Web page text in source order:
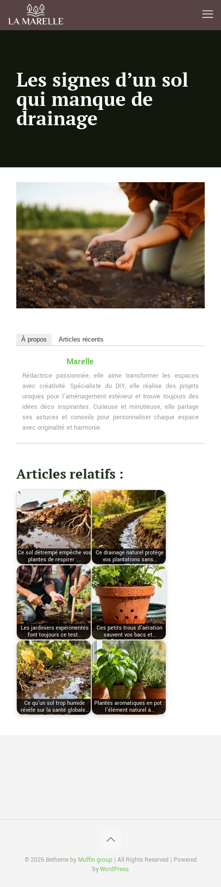
Les signes d’un sol
qui manque de
drainage
À propos Articles récents
Marelle
Rédactrice passionnée, elle aime transformer les espaces
avec créativité. Spécialiste du DIY, elle réalise des projets
uniques pour l'aménagement extérieur et trouve toujours des
idées déco inspirantes. Curieuse et minutieuse, elle partage
ses astuces et conseils pour personnaliser chaque espace
avec originalité et harmonie.
Articles relatifs :
Ce sol détrempé empêche vos
plantes de respirer :…
Ce drainage naturel protège
vos plantations sans…
Les jardiniers expérimentés
font toujours ce test…
Ces petits trous d’aération
sauvent vos bacs et…
Ce qu’un sol trop humide
révèle sur la santé globale…
Plantes aromatiques en pot :
l'élément naturel à…
© 2026 Betheme by Muffin group | All Rights Reserved | Powered
byWordPress